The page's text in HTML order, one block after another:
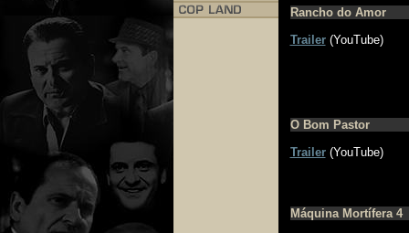
Rancho do Amor
Trailer(YouTube)
O Bom Pastor
Trailer(YouTube)
Máquina Mortífera 4